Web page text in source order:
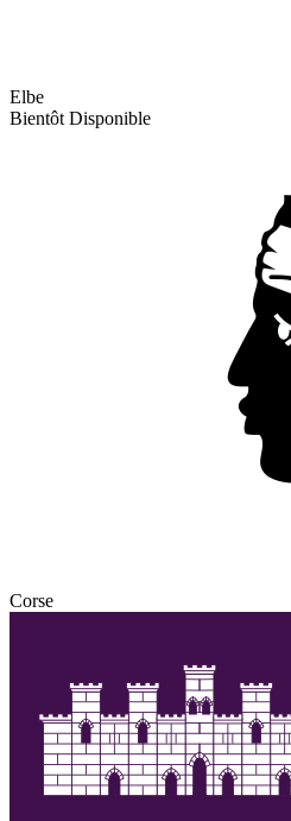
Elbe
Bientôt Disponible
Corse